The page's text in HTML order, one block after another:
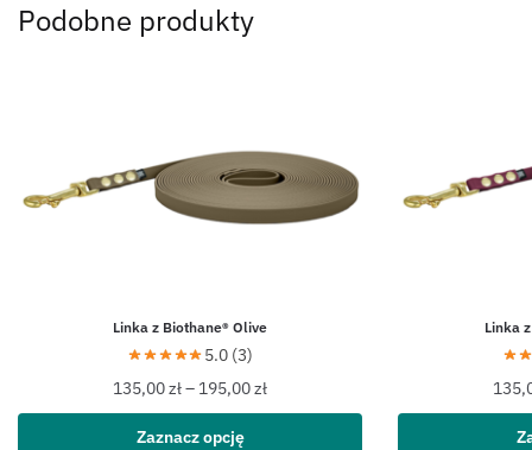
Podobne produkty
Linka z Biothane® Olive
5.0 (3)
135,00zł– 195,00zł
Zaznacz opcję
Linka